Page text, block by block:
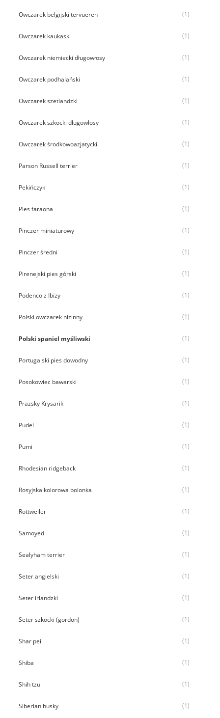
Owczarek belgijski tervueren (1)
Owczarek kaukaski (1)
Owczarek niemiecki długowłosy (1)
Owczarek podhalański (1)
Owczarek szetlandzki (1)
Owczarek szkocki długowłosy (1)
Owczarek środkowoazjatycki (1)
Parson Russell terrier (1)
Pekińczyk (1)
Pies faraona (1)
Pinczer miniaturowy (1)
Pinczer średni (1)
Pirenejski pies górski (1)
Podenco z Ibizy (1)
Polski owczarek nizinny (1)
Polski spaniel myśliwski (1)
Portugalski pies dowodny (1)
Posokowiec bawarski (1)
Prazsky Krysarik (1)
Pudel (1)
Pumi (1)
Rhodesian ridgeback (1)
Rosyjska kolorowa bolonka (1)
Rottweiler (1)
Samoyed (1)
Sealyham terrier (1)
Seter angielski (1)
Seter irlandzki (1)
Seter szkocki (gordon) (1)
Shar pei (1)
Shiba (1)
Shih tzu (1)
Siberian husky (1)